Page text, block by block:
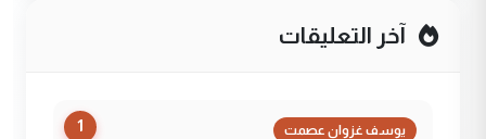
آخر التعليقات
1 يوسف غزوان عصمت